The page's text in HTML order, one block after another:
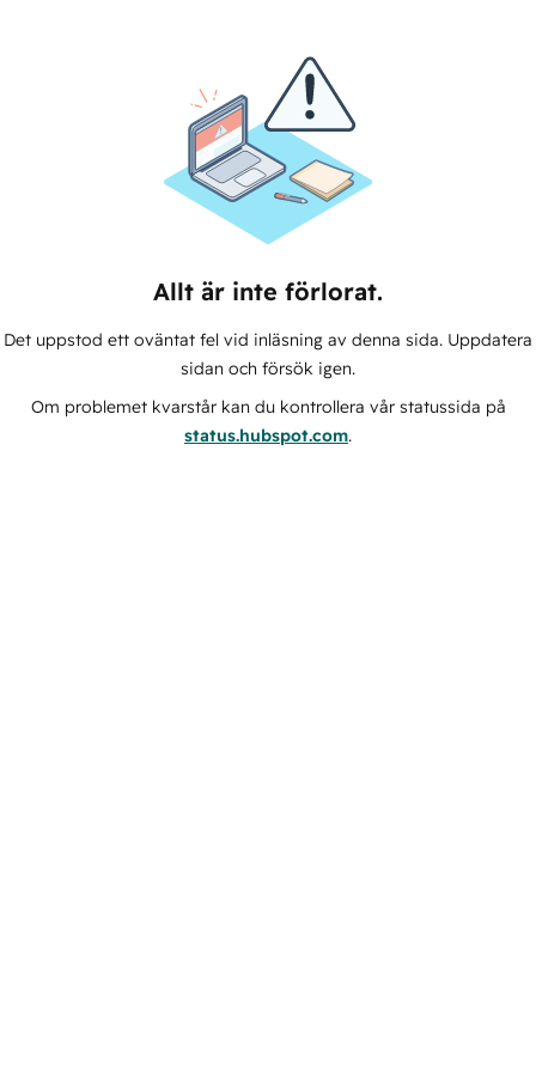
Allt är inte förlorat.
Det uppstod ett oväntat fel vid inläsning av denna sida. Uppdatera
sidan och försök igen.
Om problemet kvarstår kan du kontrollera vår statussida på
status.hubspot.com.